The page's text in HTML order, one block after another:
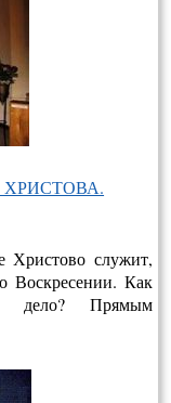
Христово служит,
о Воскресении. Как
дело? Прямым